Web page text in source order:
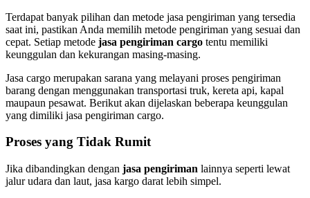
Terdapat banyak pilihan dan metode jasa pengiriman yang tersedia
saat ini, pastikan Anda memilih metode pengiriman yang sesuai dan
cepat. Setiap metode jasa pengiriman cargo tentu memiliki
keunggulan dan kekurangan masing-masing.
Jasa cargo merupakan sarana yang melayani proses pengiriman
barang dengan menggunakan transportasi truk, kereta api, kapal
maupaun pesawat. Berikut akan dijelaskan beberapa keunggulan
yang dimiliki jasa pengiriman cargo.
Proses yang Tidak Rumit
Jika dibandingkan dengan jasa pengiriman lainnya seperti lewat
jalur udara dan laut, jasa kargo darat lebih simpel.